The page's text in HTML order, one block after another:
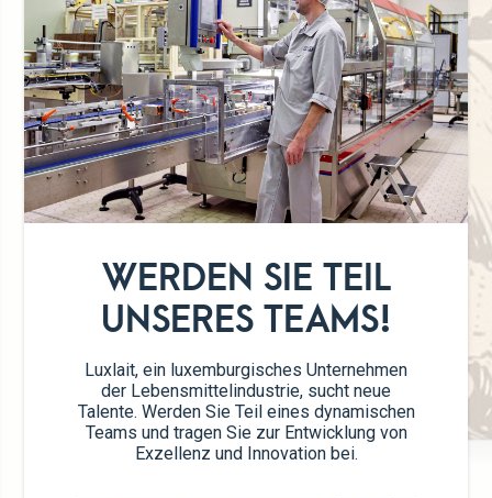
WERDEN SIE TEIL
UNSERES TEAMS!
Luxlait, ein luxemburgisches Unternehmen
der Lebensmittelindustrie, sucht neue
Talente. Werden Sie Teil eines dynamischen
Teams und tragen Sie zur Entwicklung von
Exzellenz und Innovation bei.